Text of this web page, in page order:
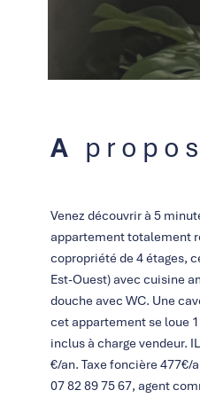
A
Venez découvrir à 5
appartement totalement
copropriété de 4 étages,
Est-Ouest) avec cuisine
douche avec WC. Une
cet appartement se loue
inclus à charge vendeur.
€/an. Taxe foncière 477€/
07 82 89 75 67, agent